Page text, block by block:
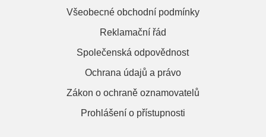
Všeobecné obchodní podmínky
Reklamační řád
Společenská odpovědnost
Ochrana údajů a právo
Zákon o ochraně oznamovatelů
Prohlášení o přístupnosti